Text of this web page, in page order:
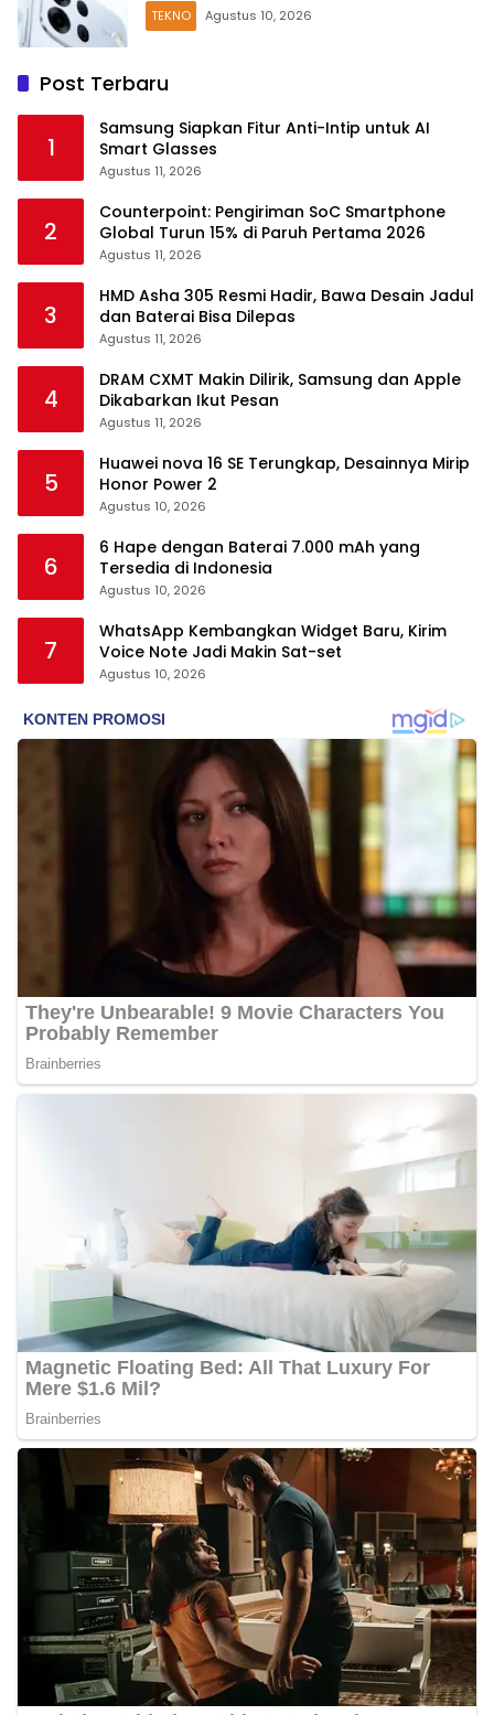
TEKNO Agustus 10, 2026
Post Terbaru
1
Samsung Siapkan Fitur Anti-Intip untuk AI
Smart Glasses
Agustus 11, 2026
2
Counterpoint: Pengiriman SoC Smartphone
Global Turun 15% di Paruh Pertama 2026
Agustus 11, 2026
3
HMD Asha 305 Resmi Hadir, Bawa Desain Jadul
dan Baterai Bisa Dilepas
Agustus 11, 2026
4
DRAM CXMT Makin Dilirik, Samsung dan Apple
Dikabarkan Ikut Pesan
Agustus 11, 2026
5
Huawei nova 16 SE Terungkap, Desainnya Mirip
Honor Power 2
Agustus 10, 2026
6
6 Hape dengan Baterai 7.000 mAh yang
Tersedia di Indonesia
Agustus 10, 2026
7
WhatsApp Kembangkan Widget Baru, Kirim
Voice Note Jadi Makin Sat-set
Agustus 10, 2026